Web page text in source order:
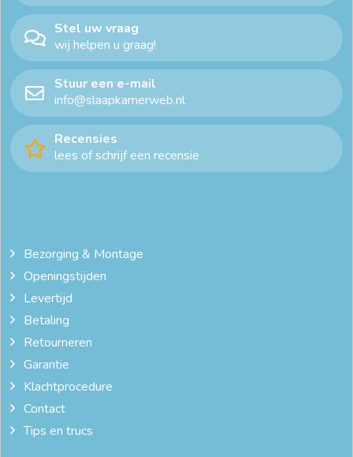
katoen satijn dekbedovertrek
satijnen dekbedovertrek 240x220
Stel uw vraag
wij helpen u graag!
Stuur een e-mail
info@slaapkamerweb.nl
Recensies
lees of schrijf een recensie
Bezorging & Montage
Openingstijden
Levertijd
Betaling
Retourneren
Garantie
Klachtprocedure
Contact
Tips en trucs